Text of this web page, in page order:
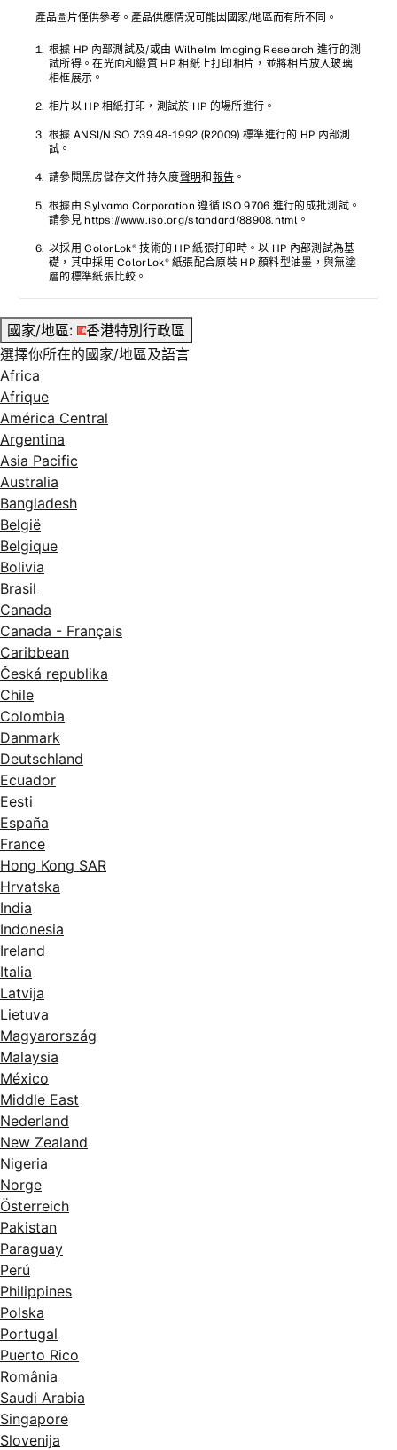
產品圖片僅供參考。產品供應情況可能因國家/地區而有所不同。
根據 HP 內部測試及/或由 Wilhelm Imaging Research 進行的測
試所得。在光面和緞質 HP 相紙上打印相片，並將相片放入玻璃
相框展示。
相片以 HP 相紙打印，測試於 HP 的場所進行。
根據 ANSI/NISO Z39.48-1992 (R2009) 標準進行的 HP 內部測
試。
請參閱黑房儲存文件持久度聲明和 報告 。
根據由 Sylvamo Corporation 遵循 ISO 9706 進行的成批測試。
請參見 https://www.iso.org/standard/88908.html。
以採用 ColorLok® 技術的 HP 紙張打印時。以 HP 內部測試為基
礎，其中採用 ColorLok® 紙張配合原裝 HP 顏料型油墨，與無塗
層的標準紙張比較。
國家/地區:
香港特別行政區
選擇你所在的國家/地區及語言
Africa
Afrique
América Central
Argentina
Asia Pacific
Australia
Bangladesh
België
Belgique
Bolivia
Brasil
Canada
Canada - Français
Caribbean
Česká republika
Chile
Colombia
Danmark
Deutschland
Ecuador
Eesti
España
France
Hong Kong SAR
Hrvatska
India
Indonesia
Ireland
Italia
Latvija
Lietuva
Magyarország
Malaysia
México
Middle East
Nederland
New Zealand
Nigeria
Norge
Österreich
Pakistan
Paraguay
Perú
Philippines
Polska
Portugal
Puerto Rico
România
Saudi Arabia
Singapore
Slovenija